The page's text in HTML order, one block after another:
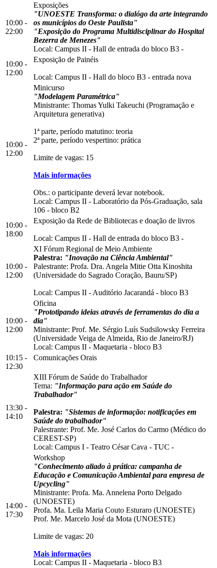
10:00 -
22:00
Exposições
"UNOESTE Transforma: o dialógo da arte integrando
os municípios do Oeste Paulista"
"Exposição do Programa Multidisciplinar do Hospital
Bezerra de Menezes"
Local: Campus II - Hall de entrada do bloco B3 -
10:00 -
12:00
Exposição de Painéis
Local: Campus II - Hall do bloco B3 - entrada nova
10:00 -
12:00
Minicurso
"Modelagem Paramétrica"
Ministrante: Thomas Yulki Takeuchi (Programação e
Arquitetura generativa)
1ª parte, período matutino: teoria
2ª parte, período vespertino: prática
Limite de vagas: 15
Mais informações
Obs.: o participante deverá levar notebook.
Local: Campus II - Laboratório da Pós-Graduação, sala
106 - bloco B2
10:00 -
18:00
Exposição da Rede de Bibliotecas e doação de livros
Local: Campus II - Hall de entrada do bloco B3 -
10:00 -
12:00
XI Fórum Regional de Meio Ambiente
Palestra: "Inovação na Ciência Ambiental"
Palestrante: Profa. Dra. Angela Mitie Otta Kinoshita
(Universidade do Sagrado Coração, Bauru/SP)
Local: Campus II - Auditório Jacarandá - bloco B3
10:00 -
12:00
Oficina
"Prototipando ideias através de ferramentas do dia a
dia"
Ministrante: Prof. Me. Sérgio Luís Sudsilowsky Ferreira
(Universidade Veiga de Almeida, Rio de Janeiro/RJ)
Local: Campus II - Maquetaria - bloco B3
10:15 -
12:30
Comunicações Orais
13:30 -
14:10
XIII Fórum de Saúde do Trabalhador
Tema: "Informação para ação em Saúde do
Trabalhador"
Palestra: "Sistemas de informação: notificações em
Saúde do trabalhador"
Palestrante: Prof. Me. José Carlos do Carmo (Médico do
CEREST-SP)
Local: Campus I - Teatro César Cava - TUC -
14:00 -
17:30
Workshop
"Conhecimento aliado à prática: campanha de
Educação e Comunicação Ambiental para empresa de
Upcycling"
Ministrante: Profa. Ma. Annelena Porto Delgado
(UNOESTE)
Profa. Ma. Leila Maria Couto Esturaro (UNOESTE)
Prof. Me. Marcelo José da Mota (UNOESTE)
Limite de vagas: 20
Mais informações
Local: Campus II - Maquetaria - bloco B3